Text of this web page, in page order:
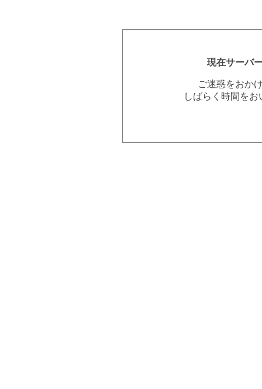
現在サーバ
ご迷惑をおか
しばらく時間を